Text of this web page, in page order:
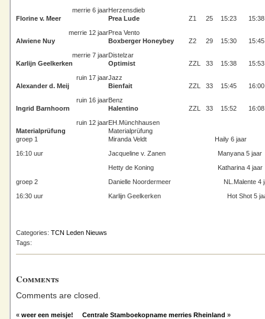
merrie 6 jaarHerzensdieb
Florine v. Meer
Prea Lude Z1 25 15:23
15:38
merrie 12 jaarPrea Vento
Alwiene Nuy
Boxberger Honeybey Z2 29 15:30
15:45
merrie 7 jaarDistelzar
Karlijn Geelkerken
Optimist ZZL 33 15:38
15:53
ruin 17 jaarJazz
Alexander d. Meij
Bienfait ZZL 33 15:45
16:00
ruin 16 jaarBenz
Ingrid Barnhoorn
Halentino ZZL 33 15:52
16:08
ruin 12 jaarEH.Münchhausen
Materialprüfung
Materialprüfung
groep 1
Miranda Veldt
Haily 6 jaar
16:10 uur
Jacqueline v. Zanen
Manyana 5 jaar
Hetty de Koning
Katharina 4 jaar
groep 2
Danielle Noordermeer
NL.Malente 4
16:30 uur
Karlijn Geelkerken Hot Shot 5
Categories: TCN Leden Nieuws
Tags:
Comments
Comments are closed.
« weer een meisje! Centrale Stamboekopname merries Rheinland »